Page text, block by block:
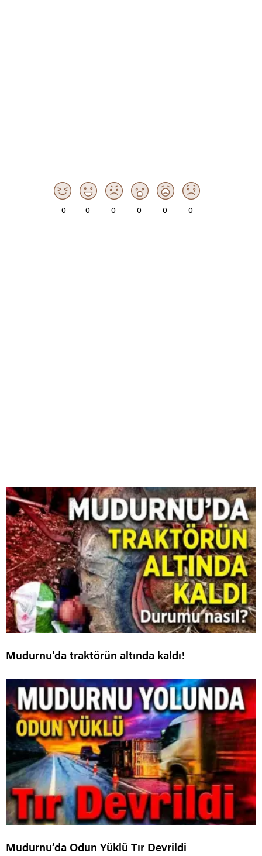
0 0 0 0 0 0
Mudurnu’da traktörün altında kaldı!
Mudurnu’da Odun Yüklü Tır Devrildi